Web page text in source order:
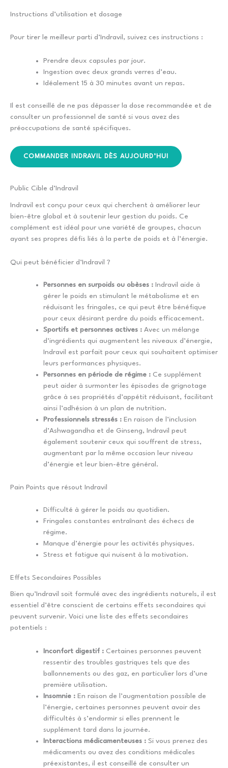
Instructions d’utilisation et dosage
Pour tirer le meilleur parti d’Indravil, suivez ces instructions :
Prendre deux capsules par jour.
Ingestion avec deux grands verres d’eau.
Idéalement 15 à 30 minutes avant un repas.
Il est conseillé de ne pas dépasser la dose recommandée et de
consulter un professionnel de santé si vous avez des
préoccupations de santé spécifiques.
COMMANDER INDRAVIL DÈS AUJOURD’HUI
Public Cible d’Indravil
Indravil est conçu pour ceux qui cherchent à améliorer leur
bien-être global et à soutenir leur gestion du poids. Ce
complément est idéal pour une variété de groupes, chacun
ayant ses propres défis liés à la perte de poids et à l’énergie.
Qui peut bénéficier d’Indravil ?
Personnes en surpoids ou obèses : Indravil aide à
gérer le poids en stimulant le métabolisme et en
réduisant les fringales, ce qui peut être bénéfique
pour ceux désirant perdre du poids efficacement.
Sportifs et personnes actives : Avec un mélange
d’ingrédients qui augmentent les niveaux d’énergie,
Indravil est parfait pour ceux qui souhaitent optimiser
leurs performances physiques.
Personnes en période de régime : Ce supplément
peut aider à surmonter les épisodes de grignotage
grâce à ses propriétés d’appétit réduisant, facilitant
ainsi l’adhésion à un plan de nutrition.
Professionnels stressés : En raison de l’inclusion
d’Ashwagandha et de Ginseng, Indravil peut
également soutenir ceux qui souffrent de stress,
augmentant par la même occasion leur niveau
d’énergie et leur bien-être général.
Pain Points que résout Indravil
Difficulté à gérer le poids au quotidien.
Fringales constantes entraînant des échecs de
régime.
Manque d’énergie pour les activités physiques.
Stress et fatigue qui nuisent à la motivation.
Effets Secondaires Possibles
Bien qu’Indravil soit formulé avec des ingrédients naturels, il est
essentiel d’être conscient de certains effets secondaires qui
peuvent survenir. Voici une liste des effets secondaires
potentiels :
Inconfort digestif : Certaines personnes peuvent
ressentir des troubles gastriques tels que des
ballonnements ou des gaz, en particulier lors d’une
première utilisation.
Insomnie : En raison de l’augmentation possible de
l’énergie, certaines personnes peuvent avoir des
difficultés à s’endormir si elles prennent le
supplément tard dans la journée.
Interactions médicamenteuses : Si vous prenez des
médicaments ou avez des conditions médicales
préexistantes, il est conseillé de consulter un